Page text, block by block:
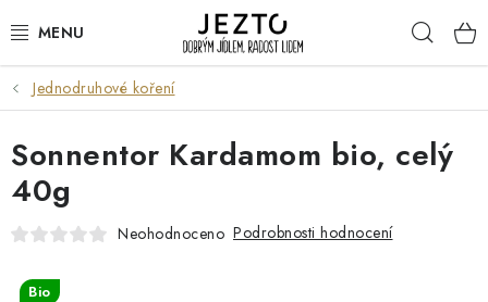
na
DÁRKOVÉ SADY
TRVANLIVÉ
DROGERIE A KOSMETIKA
Jednodruhové koření
Sonnentor Kardamom bio, celý
40g
Neohodnoceno Podrobnosti hodnocení
Bio